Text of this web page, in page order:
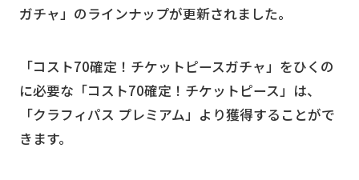
ガチャ」のラインナップが更新されました。
「コスト70確定！チケットピースガチャ」をひくの
に必要な「コスト70確定！チケットピース」は、
「クラフィパス プレミアム」より獲得することがで
きます。